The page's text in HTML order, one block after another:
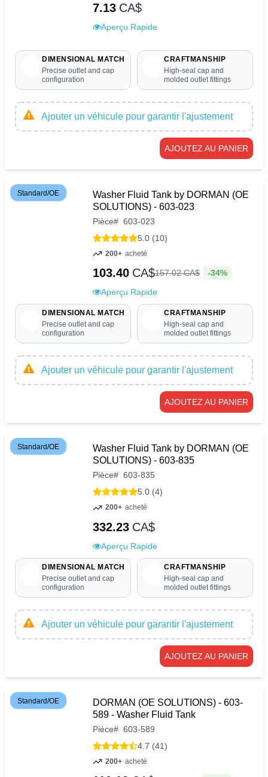
7.13 CA$
Aperçu Rapide
DIMENSIONAL MATCH
Precise outlet and cap
configuration
CRAFTMANSHIP
High-seal cap and
molded outlet fittings
Ajouter un véhicule pour garantir l'ajustement
AJOUTEZ AU PANIER
Standard/OE
Washer Fluid Tank by DORMAN (OE
SOLUTIONS) - 603-023
Pièce# 603-023
5.0 (10)
200+ acheté
103.40 CA$157.02CA$ -34%
Aperçu Rapide
DIMENSIONAL MATCH
Precise outlet and cap
configuration
CRAFTMANSHIP
High-seal cap and
molded outlet fittings
Ajouter un véhicule pour garantir l'ajustement
AJOUTEZ AU PANIER
Standard/OE
Washer Fluid Tank by DORMAN (OE
SOLUTIONS) - 603-835
Pièce# 603-835
5.0 (4)
200+ acheté
332.23 CA$
Aperçu Rapide
DIMENSIONAL MATCH
Precise outlet and cap
configuration
CRAFTMANSHIP
High-seal cap and
molded outlet fittings
Ajouter un véhicule pour garantir l'ajustement
AJOUTEZ AU PANIER
Standard/OE
DORMAN (OE SOLUTIONS) - 603-
589 - Washer Fluid Tank
Pièce# 603-589
4.7 (41)
200+ acheté